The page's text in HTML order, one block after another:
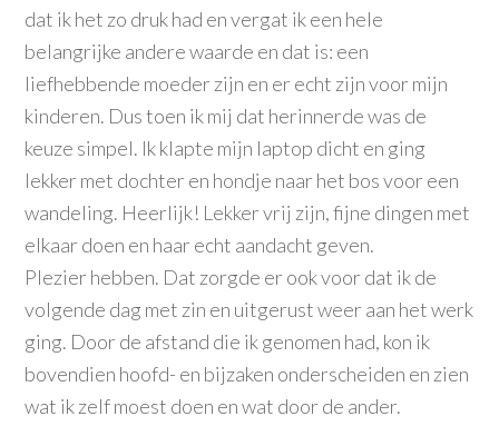
dat ik het zo druk had en vergat ik een hele
belangrijke andere waarde en dat is: een
liefhebbende moeder zijn en er echt zijn voor mijn
kinderen. Dus toen ik mij dat herinnerde was de
keuze simpel. Ik klapte mijn laptop dicht en ging
lekker met dochter en hondje naar het bos voor een
wandeling. Heerlijk! Lekker vrij zijn, fijne dingen met
elkaar doen en haar echt aandacht geven.
Plezier hebben. Dat zorgde er ook voor dat ik de
volgende dag met zin en uitgerust weer aan het werk
ging. Door de afstand die ik genomen had, kon ik
bovendien hoofd- en bijzaken onderscheiden en zien
wat ik zelf moest doen en wat door de ander.